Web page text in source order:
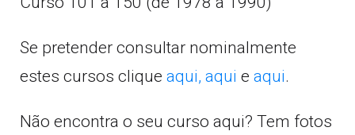
Se pretender consultar nominalmente
estes cursos clique aqui, aqui e aqui.
Não encontra o seu curso aqui? Tem fotos